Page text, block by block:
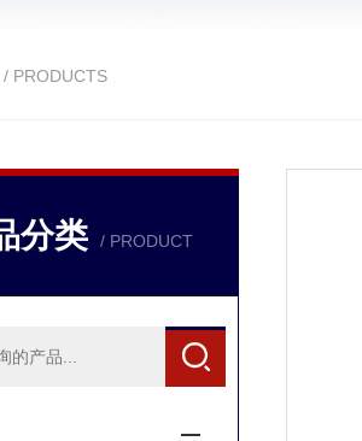
/ PRODUCTS
分类 / PRODUCT